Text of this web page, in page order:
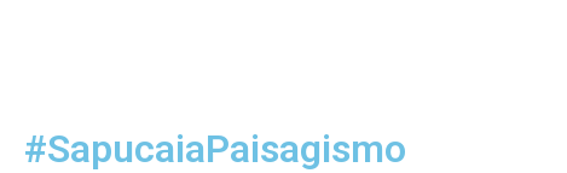
#SapucaiaPaisagismo